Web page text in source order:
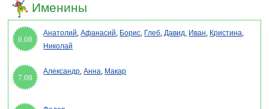
Именины
6.08
Анатолий,Афанасий, Борис, Глеб,Давид, Иван, Кристина,
Николай
7.08
Александр,Анна, Макар